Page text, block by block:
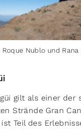
Nublo und Rana
gilt als einer der
Strände Gran
Teil des